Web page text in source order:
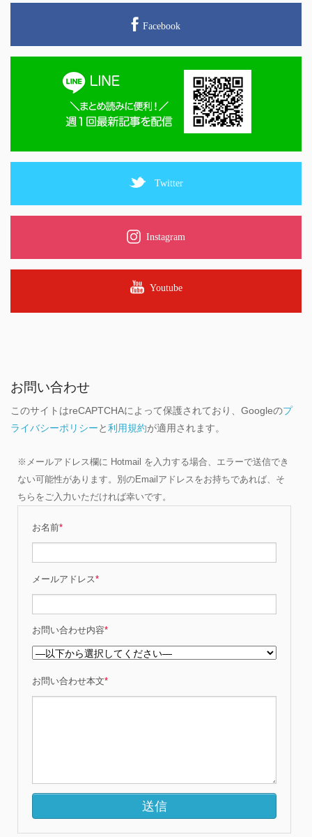
Facebook
Twitter
Instagram
Youtube
お問い合わせ
このサイトはreCAPTCHAによって保護されており、Googleのプ
ライバシーポリシーと利用規約が適用されます。
※メールアドレス欄に Hotmail を入力する場合、エラーで送信でき
ない可能性があります。別のEmailアドレスをお持ちであれば、そ
ちらをご入力いただければ幸いです。
お名前*
メールアドレス*
お問い合わせ内容*
お問い合わせ本文*